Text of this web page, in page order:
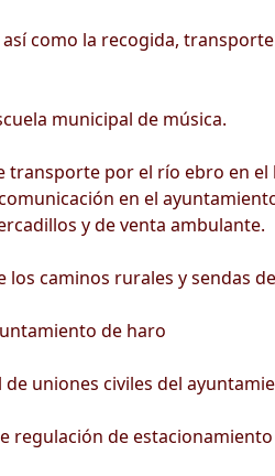
como la recogida,
municipal de música.
transporte por el río ebro en el
en el
y de venta ambulante.
caminos rurales y sendas
de haro
uniones civiles del
de